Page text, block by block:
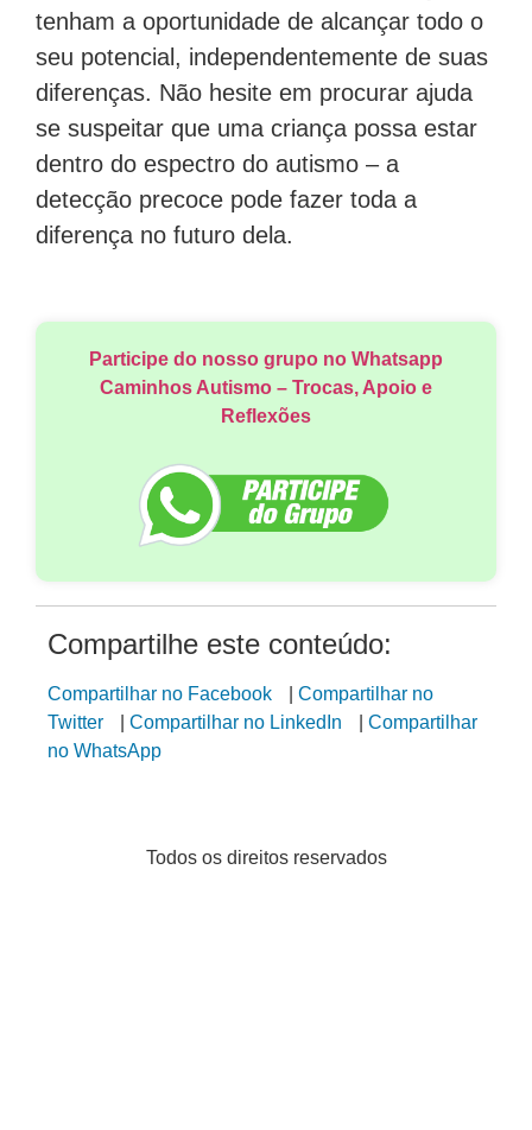
tenham a oportunidade de alcançar todo o
seu potencial, independentemente de suas
diferenças. Não hesite em procurar ajuda
se suspeitar que uma criança possa estar
dentro do espectro do autismo – a
detecção precoce pode fazer toda a
diferença no futuro dela.
Participe do nosso grupo no Whatsapp
Caminhos Autismo – Trocas, Apoio e
Reflexões
Compartilhe este conteúdo:
Compartilhar no Facebook
Compartilhar no
Twitter
Compartilhar no LinkedIn
Compartilhar
no WhatsApp
Todos os direitos reservados